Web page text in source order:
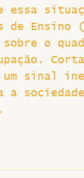
de
o
sinal
a